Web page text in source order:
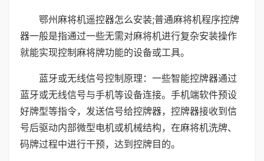
鄂州麻将机遥控器怎么安装;普通麻将机程序控牌
器一般是指通过一些无需对麻将机进行复杂安装操作
就能实现控制麻将牌功能的设备或工具。
蓝牙或无线信号控制原理：一些智能控牌器通过
蓝牙或无线信号与手机等设备连接。手机端软件预设
好牌型等指令，发送信号给控牌器，控牌器接收到信
号后驱动内部微型电机或机械结构，在麻将机洗牌、
码牌过程中进行干预，达到控牌目的。